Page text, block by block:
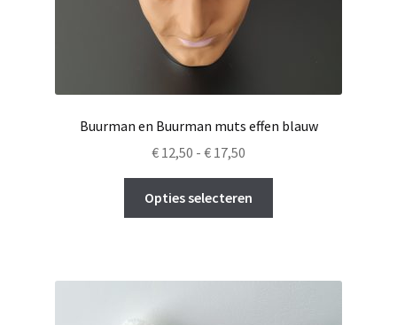
Buurman en Buurman muts effen blauw
€ 12,50 - € 17,50
€ 12,50
tot
€ 17,50
Opties selecteren
variaties.